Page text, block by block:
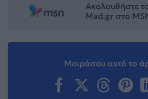
Ακολουθήστε
Mad.gr στο
Μοιράσου αυτό το